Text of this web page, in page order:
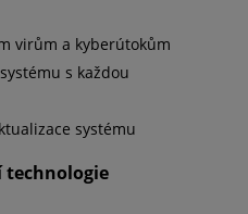
virům a kyberútokům
s každou
systému